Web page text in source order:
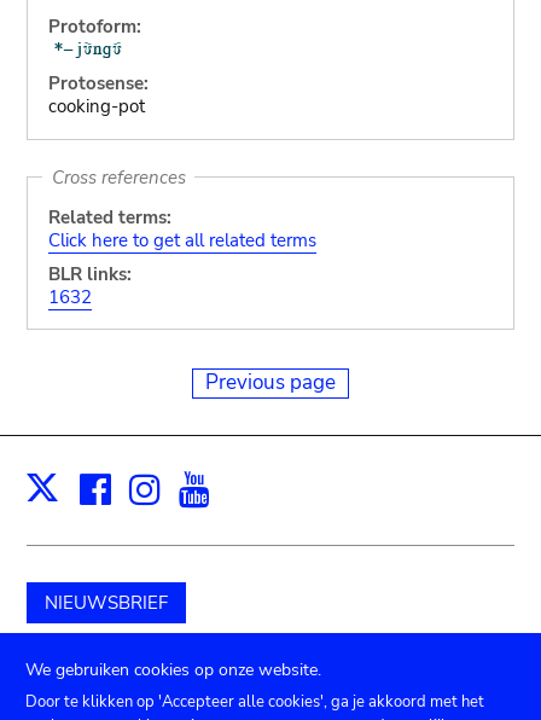
Protoform:
Protosense:
cooking-pot
Cross references
Related terms:
Click here to get all related terms
BLR links:
1632
Previous page
X Facebook
Instagram
NIEUWSBRIEF
Schenk aan het museum
We gebruiken cookies op onze website.
Door te klikken op 'Accepteer alle cookies', ga je akkoord met het